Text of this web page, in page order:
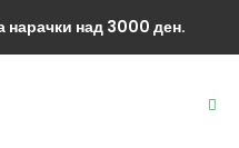
нарачки над 3000 ден.